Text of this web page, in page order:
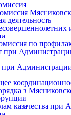
деятельность
по
в
казачества при